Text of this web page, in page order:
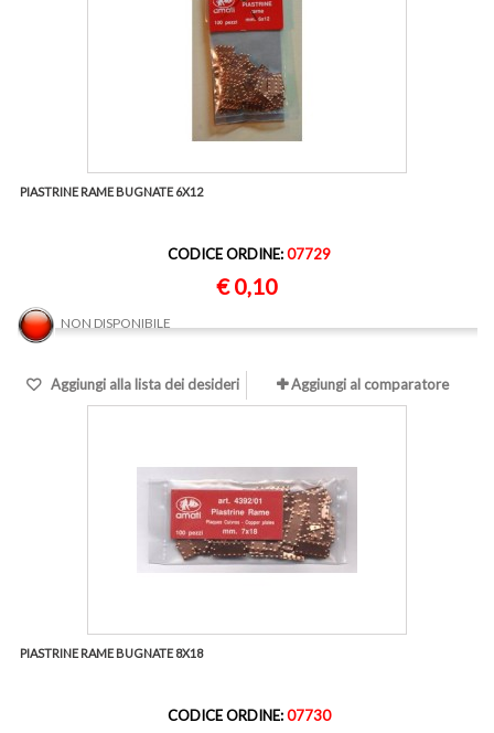
PIASTRINE RAME BUGNATE 6X12
CODICE ORDINE:07729
€ 0,10
NON DISPONIBILE
Aggiungi alla lista dei desideri Aggiungi al comparatore
PIASTRINE RAME BUGNATE 8X18
CODICE ORDINE:07730